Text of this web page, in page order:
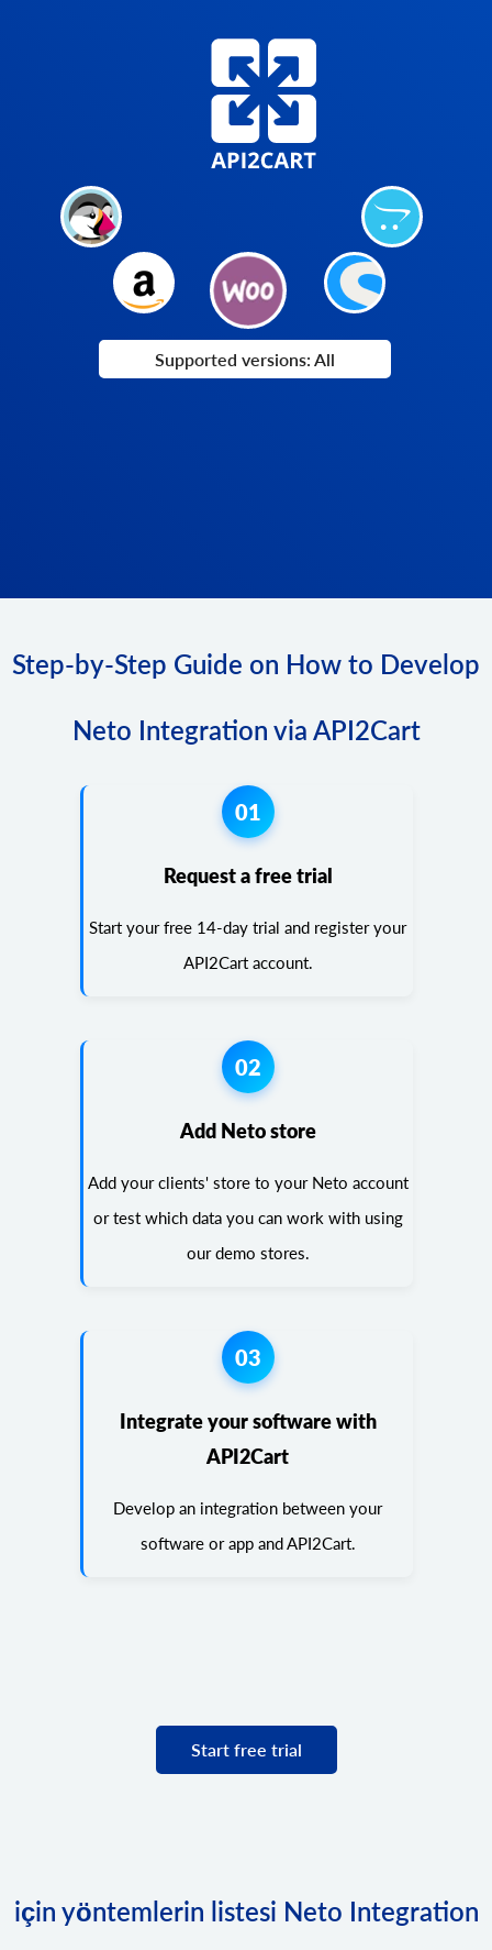
Supported versions: All
Step-by-Step Guide on How to Develop
Neto Integration via API2Cart
01
Request a free trial
Start your free 14-day trial and register your
API2Cart account.
02
Add Neto store
Add your clients' store to your Neto account
or test which data you can work with using
our demo stores.
03
Integrate your software with
API2Cart
Develop an integration between your
software or app and API2Cart.
Start free trial
için yöntemlerin listesi Neto Integration